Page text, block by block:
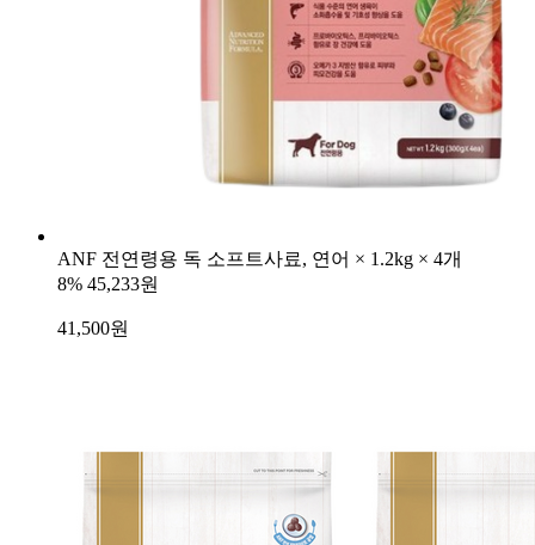
ANF 전연령용 독 소프트사료, 연어 × 1.2kg × 4개
8% 45,233원
41,500원